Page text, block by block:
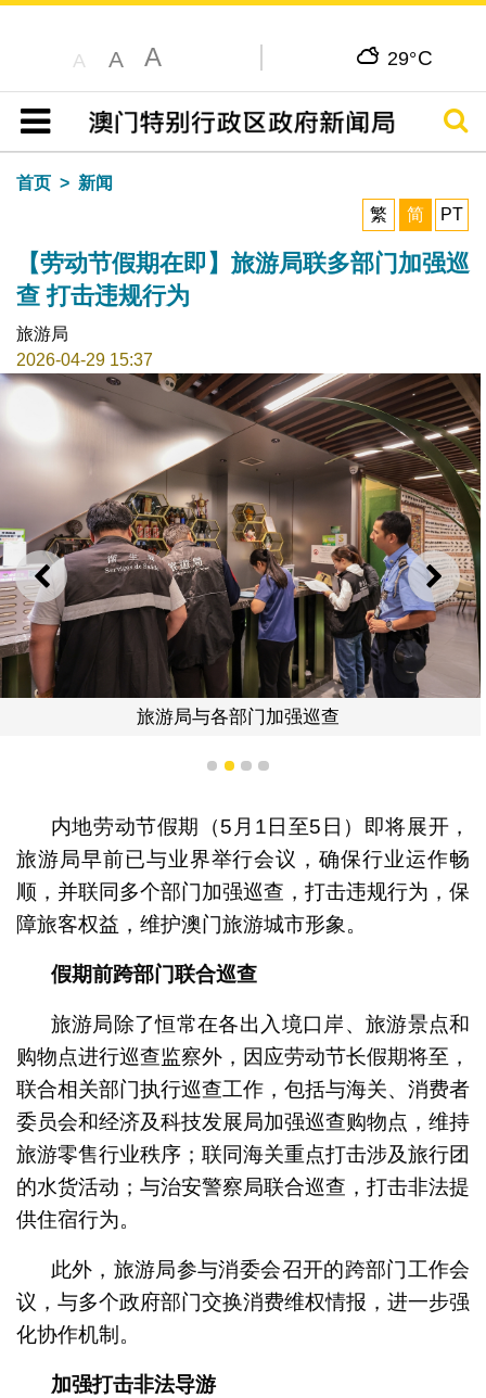
A A A 29°C
目录
搜寻
首页
新闻
繁
简 PT
【劳动节假期在即】旅游局联多部门加强巡
查 打击违规行为
旅游局
2026-04-29 15:37
上一则 下一
旅游局与各部门加强巡查
1 2 3 4
内地劳动节假期（5月1日至5日）即将展开，
旅游局早前已与业界举行会议，确保行业运作畅
顺，并联同多个部门加强巡查，打击违规行为，保
障旅客权益，维护澳门旅游城市形象。
假期前跨部门联合巡查
旅游局除了恒常在各出入境口岸、旅游景点和
购物点进行巡查监察外，因应劳动节长假期将至，
联合相关部门执行巡查工作，包括与海关、消费者
委员会和经济及科技发展局加强巡查购物点，维持
旅游零售行业秩序；联同海关重点打击涉及旅行团
的水货活动；与治安警察局联合巡查，打击非法提
供住宿行为。
此外，旅游局参与消委会召开的跨部门工作会
议，与多个政府部门交换消费维权情报，进一步强
化协作机制。
加强打击非法导游